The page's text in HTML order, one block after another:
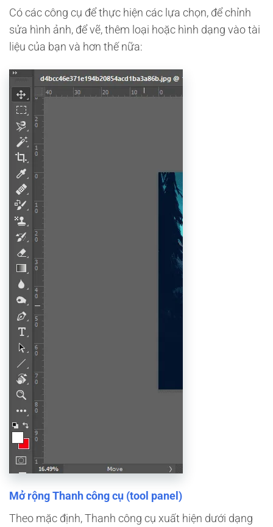
Có các công cụ để thực hiện các lựa chọn, để chỉnh
sửa hình ảnh, để vẽ, thêm loại hoặc hình dạng vào tài
liệu của bạn và hơn thế nữa:
Mở rộng Thanh công cụ (tool panel)
Theo mặc định, Thanh công cụ xuất hiện dưới dạng